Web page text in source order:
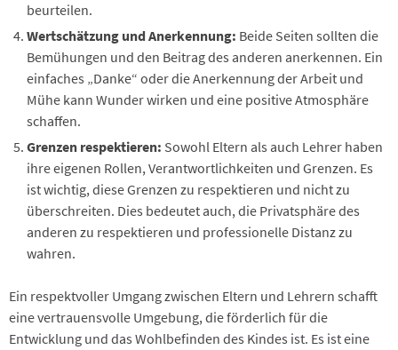
beurteilen.
Wertschätzung und Anerkennung: Beide Seiten sollten die
Bemühungen und den Beitrag des anderen anerkennen. Ein
einfaches „Danke“ oder die Anerkennung der Arbeit und
Mühe kann Wunder wirken und eine positive Atmosphäre
schaffen.
Grenzen respektieren: Sowohl Eltern als auch Lehrer haben
ihre eigenen Rollen, Verantwortlichkeiten und Grenzen. Es
ist wichtig, diese Grenzen zu respektieren und nicht zu
überschreiten. Dies bedeutet auch, die Privatsphäre des
anderen zu respektieren und professionelle Distanz zu
wahren.
Ein respektvoller Umgang zwischen Eltern und Lehrern schafft
eine vertrauensvolle Umgebung, die förderlich für die
Entwicklung und das Wohlbefinden des Kindes ist. Es ist eine